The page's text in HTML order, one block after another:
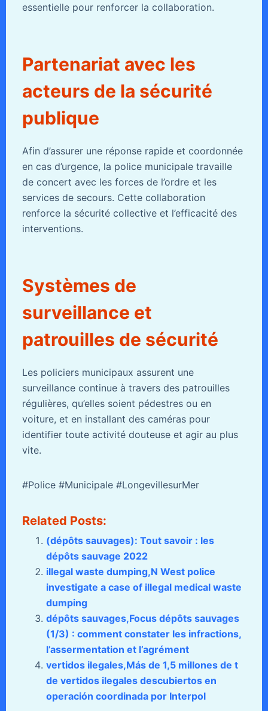
essentielle pour renforcer la collaboration.
Partenariat avec les
acteurs de la sécurité
publique
Afin d’assurer une réponse rapide et coordonnée
en cas d’urgence, la police municipale travaille
de concert avec les forces de l’ordre et les
services de secours. Cette collaboration
renforce la sécurité collective et l’efficacité des
interventions.
Systèmes de
surveillance et
patrouilles de sécurité
Les policiers municipaux assurent une
surveillance continue à travers des patrouilles
régulières, qu’elles soient pédestres ou en
voiture, et en installant des caméras pour
identifier toute activité douteuse et agir au plus
vite.
#Police #Municipale #LongevillesurMer
Related Posts:
(dépôts sauvages): Tout savoir : les
dépôts sauvage 2022
illegal waste dumping,N West police
investigate a case of illegal medical waste
dumping
dépôts sauvages,Focus dépôts sauvages
(1/3) : comment constater les infractions,
l’assermentation et l’agrément
vertidos ilegales,Más de 1,5 millones de t
de vertidos ilegales descubiertos en
operación coordinada por Interpol